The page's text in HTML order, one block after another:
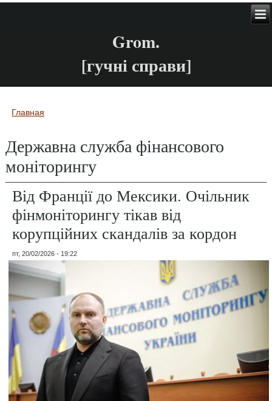
Grom.
[гучні справи]
Вы здесь
Главная
Державна служба фінансового
моніторингу
Від Франції до Мексики. Очільник
фінмоніторингу тікав від
корупційних скандалів за кордон
пт, 20/02/2026 - 19:22